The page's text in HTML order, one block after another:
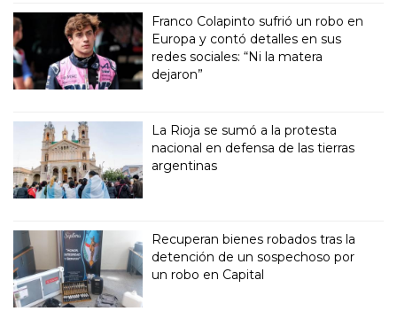
Franco Colapinto sufrió un robo en
Europa y contó detalles en sus
redes sociales: “Ni la matera
dejaron”
La Rioja se sumó a la protesta
nacional en defensa de las tierras
argentinas
Recuperan bienes robados tras la
detención de un sospechoso por
un robo en Capital